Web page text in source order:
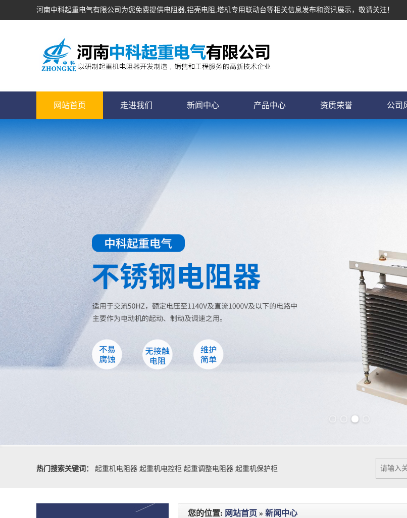
河南中科起重电气有限公司为您免费提供电阻器,铝壳电阻,塔机专用联动台等相关信息发布和资讯展示，敬请关注！
网站首页 走进我们 新闻中心 产品中心 资质荣誉 公司
热门搜索关键词：
起重机电阻器 起重机电控柜 起重调整电阻器 起重机保护柜
您的位置: 网站首页 » 新闻中心